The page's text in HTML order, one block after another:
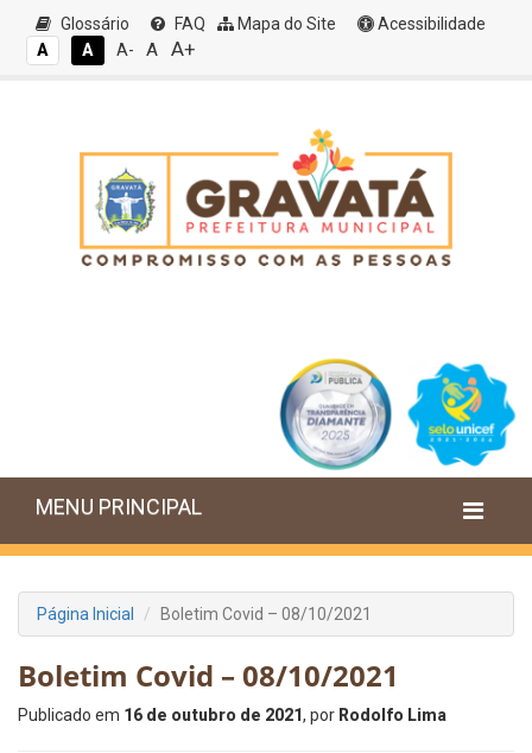
Glossário FAQ Mapa do Site
Acessibilidade
A
A A- A A+
MENU PRINCIPAL
Página Inicial Boletim Covid – 08/10/2021
Boletim Covid – 08/10/2021
Publicado em 16 de outubro de 2021, por Rodolfo Lima